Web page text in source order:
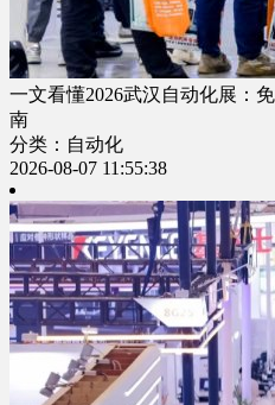
一文看懂2026武汉自动化展：
南
分类：自动化
2026-08-07 11:55:38